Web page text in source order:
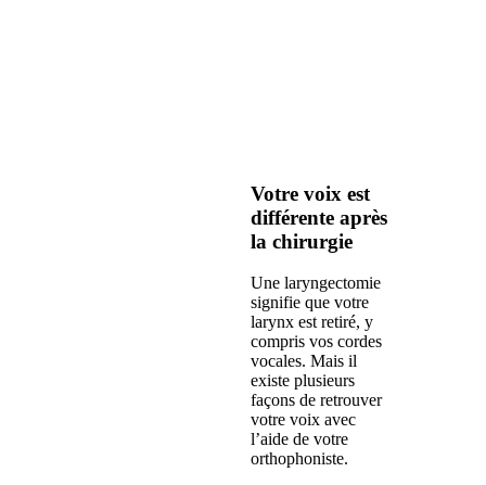
Votre voix est
différente après
la chirurgie
Une laryngectomie
signifie que votre
larynx est retiré, y
compris vos cordes
vocales. Mais il
existe plusieurs
façons de retrouver
votre voix avec
l’aide de votre
orthophoniste.